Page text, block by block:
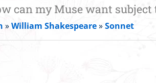
can my Muse want
»William Shakespeare»Sonnet